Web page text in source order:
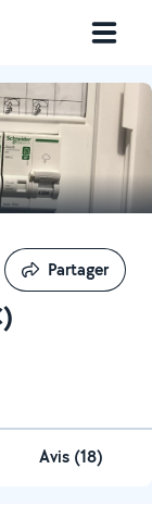
Partager
Partager
Avis (18)